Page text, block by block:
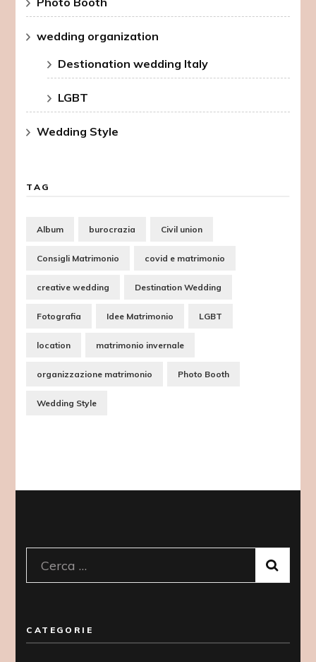
wedding organization
Destionation wedding Italy
LGBT
Wedding Style
TAG
Album burocrazia Civil union
Consigli Matrimonio covid e matrimonio
creative wedding Destination Wedding
Fotografia Idee Matrimonio LGBT
location matrimonio invernale
organizzazione matrimonio Photo Booth
Wedding Style
Ricerca
per:
CATEGORIE